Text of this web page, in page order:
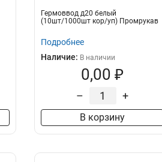
Гермоввод д20 белый
(10шт/1000шт кор/уп) Промрукав
Подробнее
Наличие: В наличии
0,00 ₽
– +
В корзину